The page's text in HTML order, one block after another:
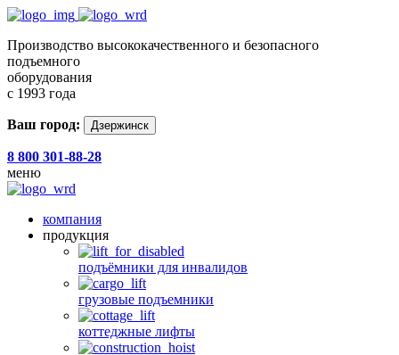
Производство высококачественного и безопасного
подъемного
оборудования
с 1993 года
Ваш город: Дзержинск
8 800 301-88-28
меню
компания
продукция
подъёмники для инвалидов
грузовые подъемники
коттеджные лифты